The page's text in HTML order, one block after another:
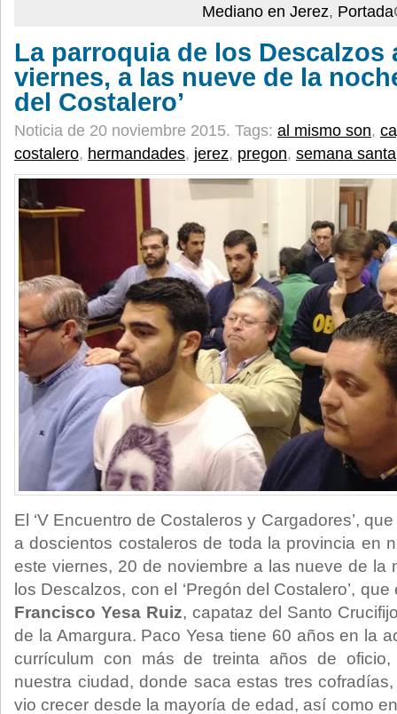
Mediano en Jerez, Portada
La parroquia de los Descalzos
viernes, a las nueve de la
del Costalero’
Noticia de 20 noviembre 2015. Tags: al mismo son,
costalero, hermandades, jerez, pregon, semana santa
El ‘V Encuentro de Costaleros y Cargadores’,
a doscientos costaleros de toda la provincia en
este viernes, 20 de noviembre a las nueve de la
los Descalzos, con el ‘Pregón del Costalero’,
Francisco Yesa Ruiz, capataz del Santo
de la Amargura. Paco Yesa tiene 60 años en la
currículum con más de treinta años de
nuestra ciudad, donde saca estas tres
vio crecer desde la mayoría de edad, así como